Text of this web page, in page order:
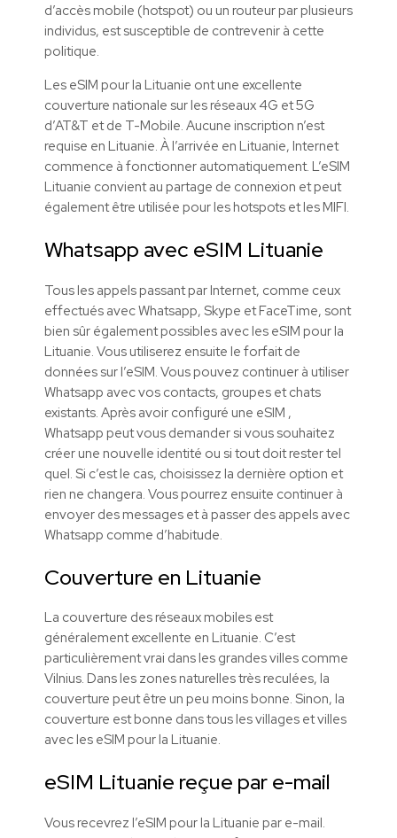
d’accès mobile (hotspot) ou un routeur par plusieurs
individus, est susceptible de contrevenir à cette
politique.
Les eSIM pour la Lituanie ont une excellente
couverture nationale sur les réseaux 4G et 5G
d’AT&T et de T-Mobile. Aucune inscription n’est
requise en Lituanie. À l’arrivée en Lituanie, Internet
commence à fonctionner automatiquement. L’eSIM
Lituanie convient au partage de connexion et peut
également être utilisée pour les hotspots et les MIFI.
Whatsapp avec eSIM Lituanie
Tous les appels passant par Internet, comme ceux
effectués avec Whatsapp, Skype et FaceTime, sont
bien sûr également possibles avec les eSIM pour la
Lituanie. Vous utiliserez ensuite le forfait de
données sur l’eSIM. Vous pouvez continuer à utiliser
Whatsapp avec vos contacts, groupes et chats
existants. Après avoir configuré une eSIM ,
Whatsapp peut vous demander si vous souhaitez
créer une nouvelle identité ou si tout doit rester tel
quel. Si c’est le cas, choisissez la dernière option et
rien ne changera. Vous pourrez ensuite continuer à
envoyer des messages et à passer des appels avec
Whatsapp comme d’habitude.
Couverture en Lituanie
La couverture des réseaux mobiles est
généralement excellente en Lituanie. C’est
particulièrement vrai dans les grandes villes comme
Vilnius. Dans les zones naturelles très reculées, la
couverture peut être un peu moins bonne. Sinon, la
couverture est bonne dans tous les villages et villes
avec les eSIM pour la Lituanie.
eSIM Lituanie reçue par e-mail
Vous recevrez l’eSIM pour la Lituanie par e-mail.